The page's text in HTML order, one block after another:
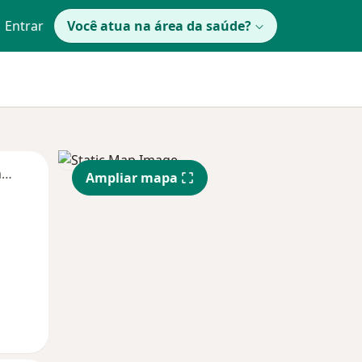
Entrar Você atua na área da saúde?
Segunda-feira Qua
12 Ago
Qui,
13 Ago
Ampliar mapa